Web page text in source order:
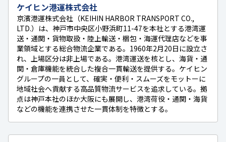
ケイヒン港運株式会社
京濱港運株式会社（KEIHIN HARBOR TRANSPORT CO.,
LTD.）は、神戸市中央区小野浜町11-47を本社とする港湾運
送・通関・貨物取扱・陸上輸送・梱包・海運代理店などを事
業領域とする総合物流企業である。1960年2月20日に設立さ
れ、上場区分は非上場である。港湾運送を核とし、海貨・通
関・倉庫機能を統合した複合一貫輸送を提供する。ケイヒン
グループの一員として、確実・便利・スムーズをモットーに
地域社会へ貢献する高品質物流サービスを追求している。拠
点は神戸本社のほか大阪にも展開し、港湾荷役・通関・海貨
などの機能を連携させた一貫体制を特徴とする。